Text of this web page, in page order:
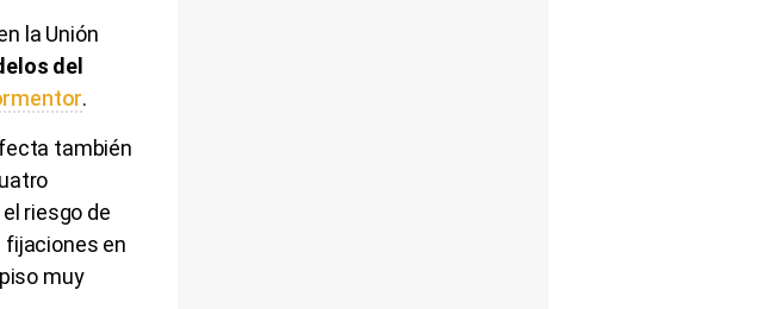
la Unión
del
.
también
riesgo de
fijaciones en
muy